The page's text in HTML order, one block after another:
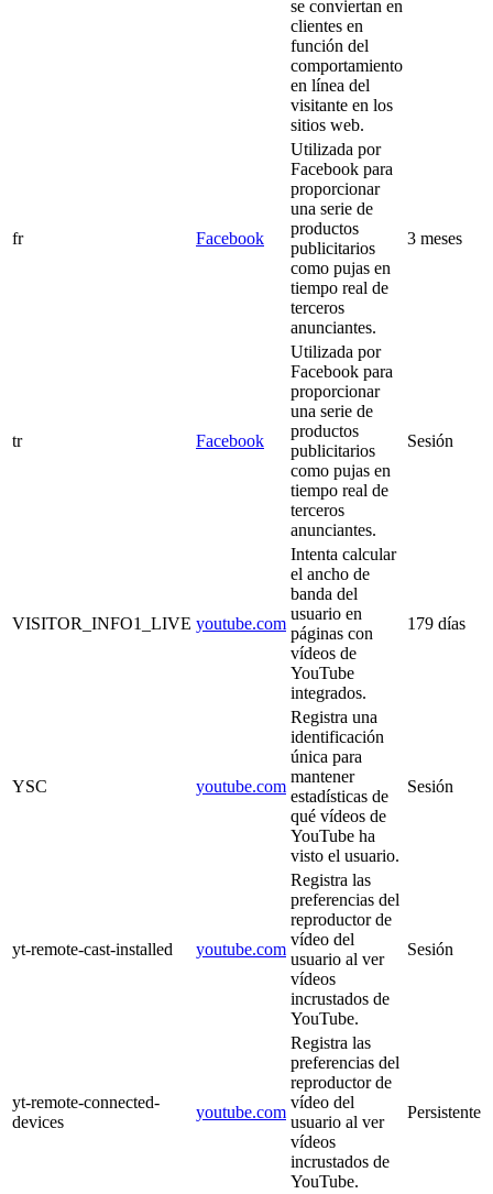
se conviertan en
clientes en
función del
comportamiento
en línea del
visitante en los
sitios web.
fr Facebook
Utilizada por
Facebook para
proporcionar
una serie de
productos
publicitarios
como pujas en
tiempo real de
terceros
anunciantes.
3 meses
tr Facebook
Utilizada por
Facebook para
proporcionar
una serie de
productos
publicitarios
como pujas en
tiempo real de
terceros
anunciantes.
Sesión
VISITOR_INFO1_LIVE youtube.com
Intenta calcular
el ancho de
banda del
usuario en
páginas con
vídeos de
YouTube
integrados.
179 días
YSC youtube.com
Registra una
identificación
única para
mantener
estadísticas de
qué vídeos de
YouTube ha
visto el usuario.
Sesión
yt-remote-cast-installed youtube.com
Registra las
preferencias del
reproductor de
vídeo del
usuario al ver
vídeos
incrustados de
YouTube.
Sesión
yt-remote-connected-
devices
youtube.com
Registra las
preferencias del
reproductor de
vídeo del
usuario al ver
vídeos
incrustados de
YouTube.
Persistente